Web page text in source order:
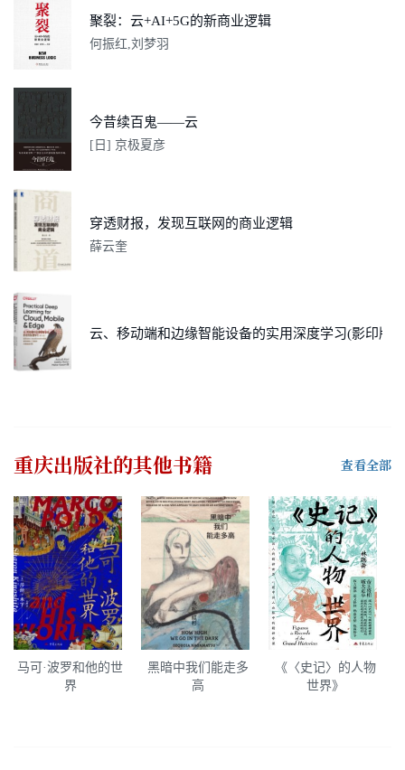
聚裂：云+AI+5G的新商业逻辑
何振红,刘梦羽
今昔续百鬼——云
[日] 京极夏彦
穿透财报，发现互联网的商业逻辑
薛云奎
云、移动端和边缘智能设备的实用深度学习(影印版)
重庆出版社的其他书籍 查看全部
马可·波罗和他的世
界
黑暗中我们能走多
高
《〈史记〉的人物
世界》